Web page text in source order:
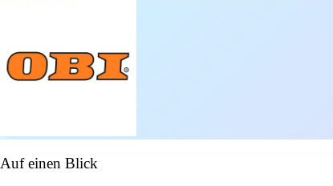
Auf einen Blick